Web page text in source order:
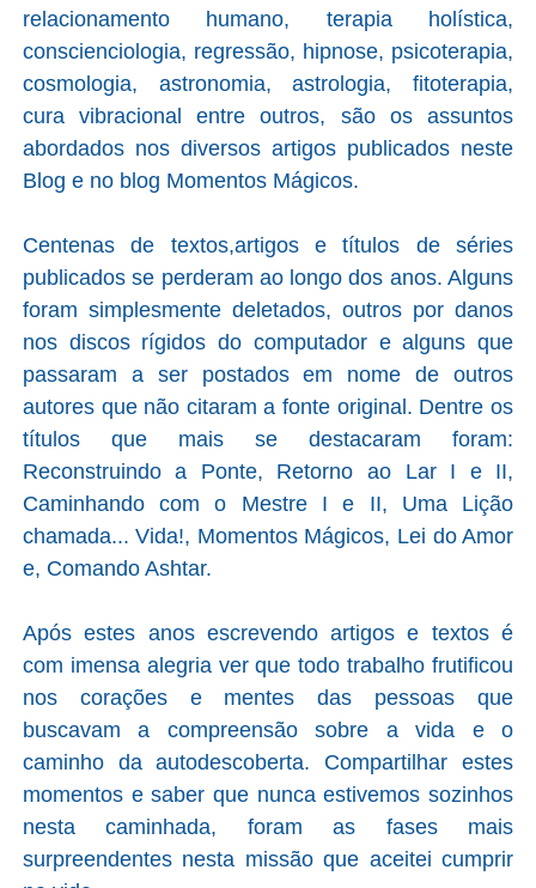
relacionamento humano, terapia holística,
conscienciologia, regressão, hipnose, psicoterapia,
cosmologia, astronomia, astrologia, fitoterapia,
cura vibracional entre outros, são os assuntos
abordados nos diversos artigos publicados neste
Blog e no blog Momentos Mágicos.
Centenas de textos,artigos e títulos de séries
publicados se perderam ao longo dos anos. Alguns
foram simplesmente deletados, outros por danos
nos discos rígidos do computador e alguns que
passaram a ser postados em nome de outros
autores que não citaram a fonte original. Dentre os
títulos que mais se destacaram foram:
Reconstruindo a Ponte, Retorno ao Lar I e II,
Caminhando com o Mestre I e II, Uma Lição
chamada... Vida!, Momentos Mágicos, Lei do Amor
e, Comando Ashtar.
Após estes anos escrevendo artigos e textos é
com imensa alegria ver que todo trabalho frutificou
nos corações e mentes das pessoas que
buscavam a compreensão sobre a vida e o
caminho da autodescoberta. Compartilhar estes
momentos e saber que nunca estivemos sozinhos
nesta caminhada, foram as fases mais
surpreendentes nesta missão que aceitei cumprir